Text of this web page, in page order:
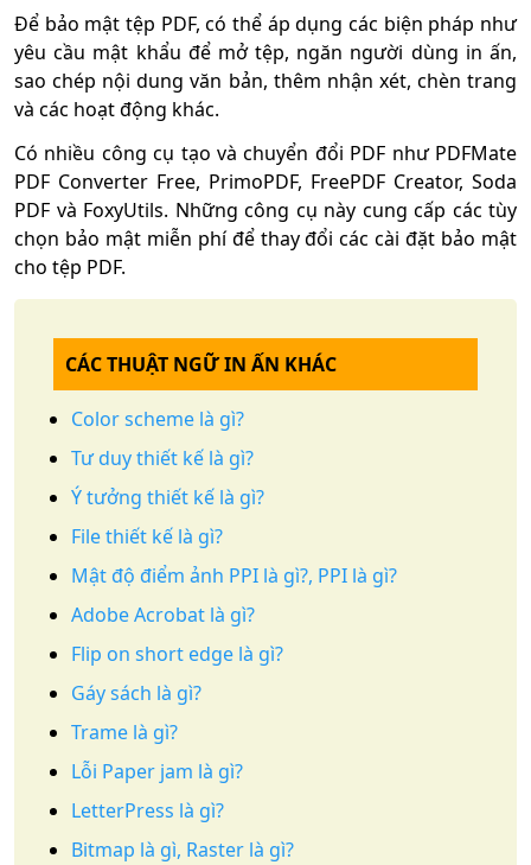
Để bảo mật tệp PDF, có thể áp dụng các biện pháp như
yêu cầu mật khẩu để mở tệp, ngăn người dùng in ấn,
sao chép nội dung văn bản, thêm nhận xét, chèn trang
và các hoạt động khác.
Có nhiều công cụ tạo và chuyển đổi PDF như PDFMate
PDF Converter Free, PrimoPDF, FreePDF Creator, Soda
PDF và FoxyUtils. Những công cụ này cung cấp các tùy
chọn bảo mật miễn phí để thay đổi các cài đặt bảo mật
cho tệp PDF.
CÁC THUẬT NGỮ IN ẤN KHÁC
Color scheme là gì?
Tư duy thiết kế là gì?
Ý tưởng thiết kế là gì?
File thiết kế là gì?
Mật độ điểm ảnh PPI là gì?, PPI là gì?
Adobe Acrobat là gì?
Flip on short edge là gì?
Gáy sách là gì?
Trame là gì?
Lỗi Paper jam là gì?
LetterPress là gì?
Bitmap là gì, Raster là gì?